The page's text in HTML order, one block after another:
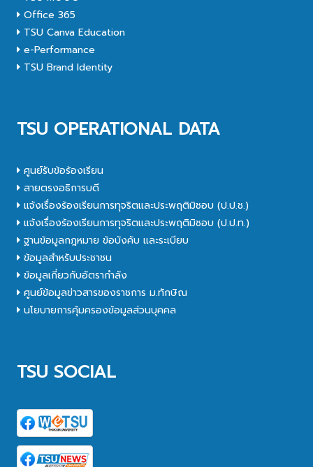
Office 365
TSU Canva Education
e-Performance
TSU Brand Identity
TSU OPERATIONAL DATA
ศูนย์รับข้อร้องเรียน
สายตรงอธิการบดี
แจ้งเรื่องร้องเรียนการทุจริตและประพฤติมิชอบ (ป.ป.ช.)
แจ้งเรื่องร้องเรียนการทุจริตและประพฤติมิชอบ (ป.ป.ท.)
ฐานข้อมูลกฎหมาย ข้อบังคับ และระเบียบ
ข้อมูลสำหรับประชาชน
ข้อมูลเกี่ยวกับอัตรากำลัง
ศูนย์ข้อมูลข่าวสารของราชการ ม.ทักษิณ
นโยบายการคุ้มครองข้อมูลส่วนบุคคล
TSU SOCIAL